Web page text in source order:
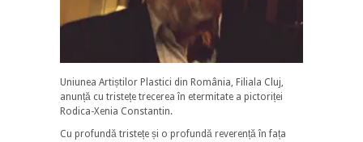
Uniunea Artiștilor Plastici din România, Filiala Cluj,
anunță cu tristețe trecerea în etermitate a pictoriței
Rodica-Xenia Constantin.
Cu profundă tristețe și o profundă reverență în fața